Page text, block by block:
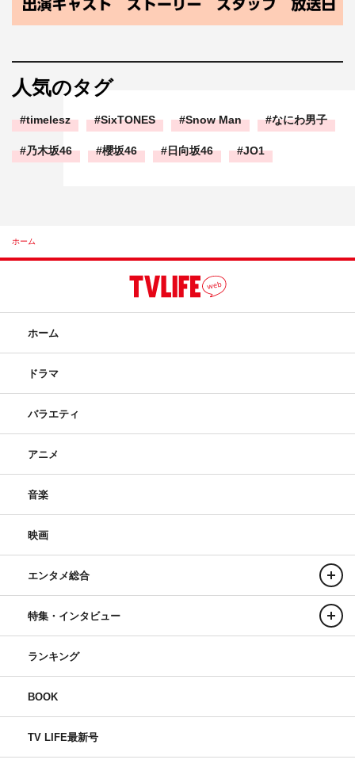
人気のタグ
timelesz SixTONES Snow Man なにわ男子
乃木坂46 櫻坂46 日向坂46 JO1
ホーム
ホーム
ドラマ
バラエティ
アニメ
音楽
映画
エンタメ総合
特集・インタビュー
ランキング
BOOK
TV LIFE最新号